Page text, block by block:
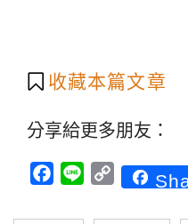
收藏本篇文章
分享給更多朋友：
Facebook
Line Copy